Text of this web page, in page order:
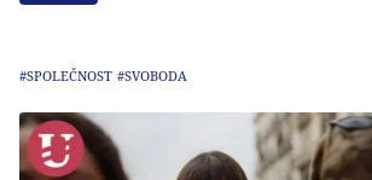
#SPOLEČNOST #SVOBODA